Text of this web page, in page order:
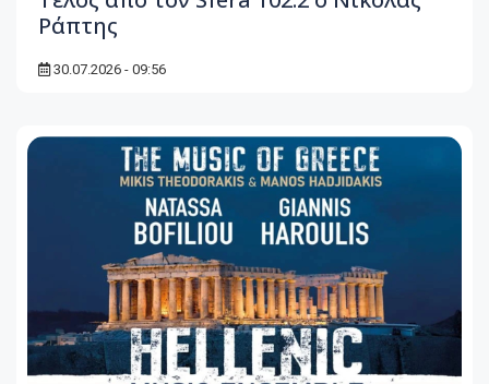
Ράπτης
30.07.2026 - 09:56